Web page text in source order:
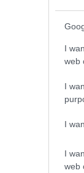
I
web
I
I
I
web
της Ηρώς
Καλαμένιες
σαγιονάρες
λόγους που
Παραλία